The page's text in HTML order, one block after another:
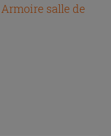
Armoire salle de